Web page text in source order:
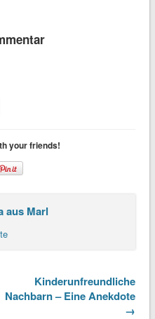
your friends!
aus Marl
Kinderunfreundliche
Nachbarn – Eine Anekdote
→